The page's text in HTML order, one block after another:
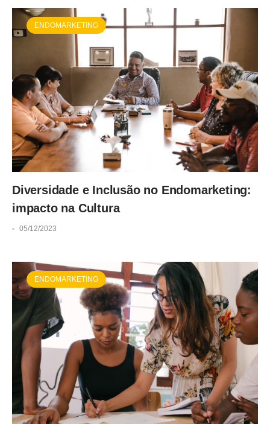
ENDOMARKETING
Diversidade e Inclusão no Endomarketing:
impacto na Cultura
- 05/12/2023
ENDOMARKETING